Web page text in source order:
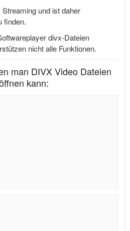
und ist daher
finden.
divx-Dateien
nicht alle Funktionen.
man DIVX Video Dateien
kann: